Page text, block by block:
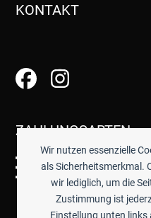
Wir nutzen essenzielle
als Sicherheitsmerkmal.
wir lediglich, um die
Zustimmung ist
Einstellung unten
KONTAKT
ZAHLUNGSARTEN